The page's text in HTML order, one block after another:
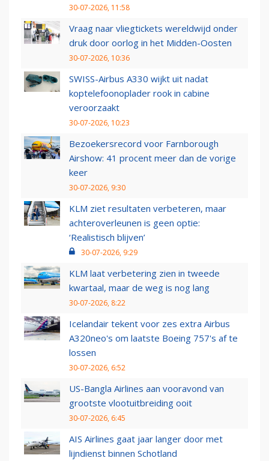
30-07-2026, 11:58
Vraag naar vliegtickets wereldwijd onder
druk door oorlog in het Midden-Oosten
30-07-2026, 10:36
SWISS-Airbus A330 wijkt uit nadat
koptelefoonoplader rook in cabine
veroorzaakt
30-07-2026, 10:23
Bezoekersrecord voor Farnborough
Airshow: 41 procent meer dan de vorige
keer
30-07-2026, 9:30
KLM ziet resultaten verbeteren, maar
achteroverleunen is geen optie:
‘Realistisch blijven’
30-07-2026, 9:29
KLM laat verbetering zien in tweede
kwartaal, maar de weg is nog lang
30-07-2026, 8:22
Icelandair tekent voor zes extra Airbus
A320neo's om laatste Boeing 757's af te
lossen
30-07-2026, 6:52
US-Bangla Airlines aan vooravond van
grootste vlootuitbreiding ooit
30-07-2026, 6:45
AIS Airlines gaat jaar langer door met
lijndienst binnen Schotland